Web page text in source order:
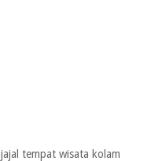
tempat wisata kolam